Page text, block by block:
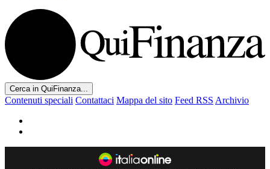
Cerca in QuiFinanza...
Contenuti speciali Contattaci Mappa del sito Feed RSS Archivio